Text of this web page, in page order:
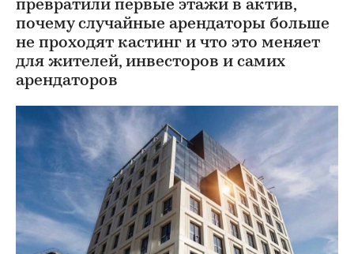
превратили первые этажи в актив,
почему случайные арендаторы больше
не проходят кастинг и что это меняет
для жителей, инвесторов и самих
арендаторов